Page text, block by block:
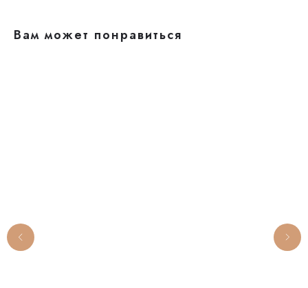
Вам может понравиться